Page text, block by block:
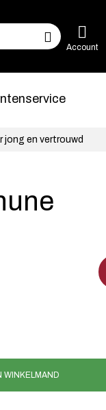
Account
jong en vertrouwd
WINKELMAND